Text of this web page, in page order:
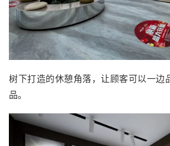
树下打造的休憩角落，让顾客可以一边
品。